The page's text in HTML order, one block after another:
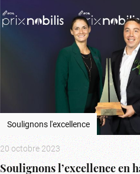
Soulignons l'excellence
20 octobre 2023
Soulignons l’excellence en